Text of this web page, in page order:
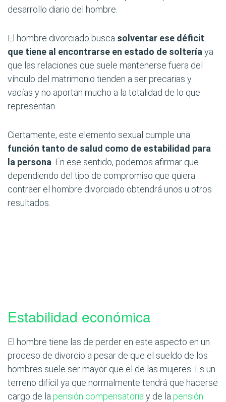
desarrollo diario del hombre.
El hombre divorciado busca solventar ese déficit
que tiene al encontrarse en estado de soltería ya
que las relaciones que suele mantenerse fuera del
vínculo del matrimonio tienden a ser precarias y
vacías y no aportan mucho a la totalidad de lo que
representan.
Ciertamente, este elemento sexual cumple una
función tanto de salud como de estabilidad para
la persona . En ese sentido, podemos afirmar que
dependiendo del tipo de compromiso que quiera
contraer el hombre divorciado obtendrá unos u otros
resultados.
Estabilidad económica
El hombre tiene las de perder en este aspecto en un
proceso de divorcio a pesar de que el sueldo de los
hombres suele ser mayor que el de las mujeres. Es un
terreno difícil ya que normalmente tendrá que hacerse
cargo de la pensión compensatoria y de la pensión